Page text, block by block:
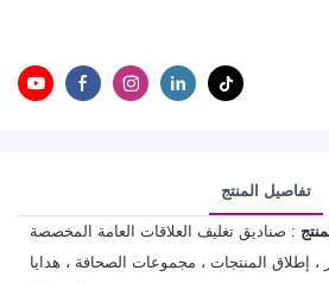
تفاصيل المنتج
: صناديق تغليف العلاقات العامة المخصصة
، إطلاق المنتجات ، مجموعات الصحافة ، هدايا